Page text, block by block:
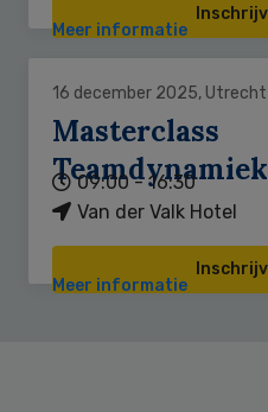
Meer informatie
16 december 2025, Utrecht
Masterclass
Teamdynamiek
09:00 - 16:30
Van der Valk Hotel
Meer informatie